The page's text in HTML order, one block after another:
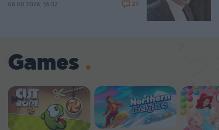
06.08.2026, 16:32 29
Games